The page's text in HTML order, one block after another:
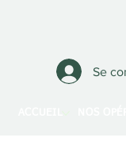
Se